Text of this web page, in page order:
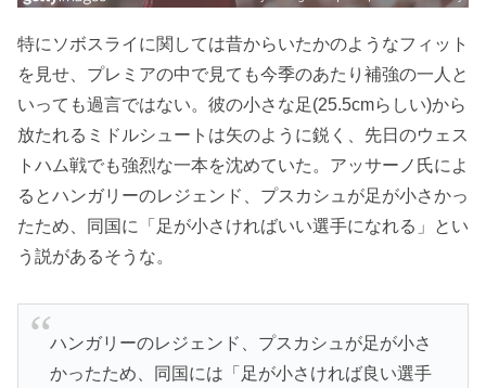
特にソボスライに関しては昔からいたかのようなフィット
を見せ、プレミアの中で見ても今季のあたり補強の一人と
いっても過言ではない。彼の小さな足(25.5cmらしい)から
放たれるミドルシュートは矢のように鋭く、先日のウェス
トハム戦でも強烈な一本を沈めていた。アッサーノ氏によ
るとハンガリーのレジェンド、プスカシュが足が小さかっ
たため、同国に「足が小さければいい選手になれる」とい
う説があるそうな。
ハンガリーのレジェンド、プスカシュが足が小さ
かったため、同国には「足が小さければ良い選手